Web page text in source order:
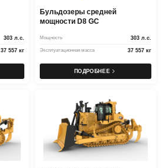
303 л.с.
37 557 кг
Бульдозеры средней
мощности D8 GC
Мощность 303 л.с.
Эксплуатационная масса 37 557 кг
ПОДРОБНЕЕ